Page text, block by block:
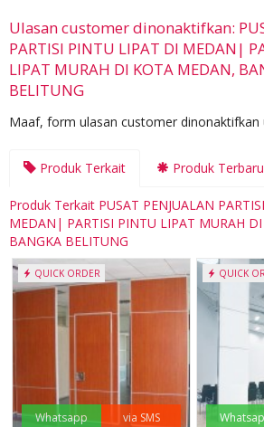
Ulasan customer dinonaktifkan:
PARTISI PINTU LIPAT DI MEDAN|
LIPAT MURAH DI KOTA MEDAN,
BELITUNG
Maaf, form ulasan customer dinonaktifkan
Produk Terkait Produk Terbaru
Produk Terkait PUSAT PENJUALAN
MEDAN| PARTISI PINTU LIPAT MURAH
BANGKA BELITUNG
QUICK ORDER
Whatsapp via SMS
QUICK